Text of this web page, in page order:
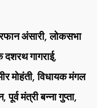
अंसारी,लोकसभा
दशरथ गागराई,
मोहंती,विधायक मंगल
,पूर्व मंत्री बन्ना गुप्ता,